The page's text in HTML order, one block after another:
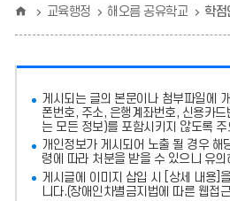
교육행정 해오름 공유학교 학점
게시되는 글의 본문이나 첨부파일에
폰번호, 주소, 은행계좌번호, 신용카
는 모든 정보)를 포함시키지 않도록 주
개인정보가 게시되어 노출 될 경우 해
령에 따라 처분을 받을 수 있으니 유
게시글에 이미지 삽입 시 [상세 내용]
니다.(장애인차별금지법에 따른 웹접